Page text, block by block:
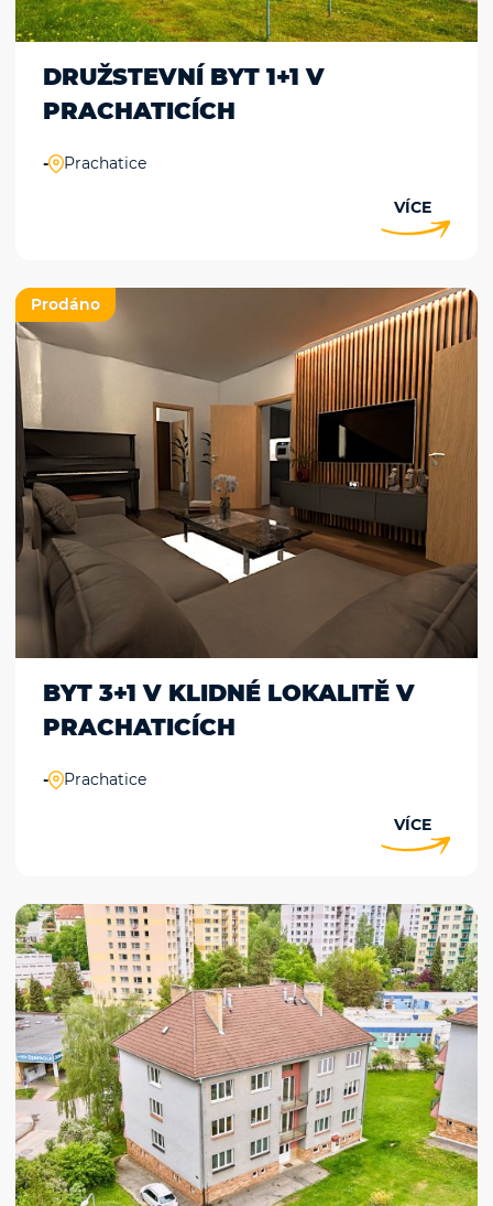
DRUŽSTEVNÍ BYT 1+1 V
PRACHATICÍCH
- Prachatice
VÍCE
Prodáno
BYT 3+1 V KLIDNÉ LOKALITĚ V
PRACHATICÍCH
- Prachatice
VÍCE